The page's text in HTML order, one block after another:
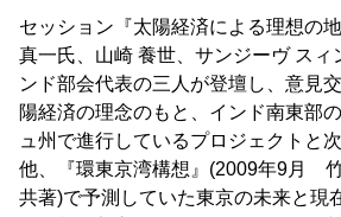
セッション『太陽経済による理想の
真一氏、山崎 養世、サンジーヴ スィ
ンド部会代表の三人が登壇し、意見
陽経済の理念のもと、インド南東部
ュ州で進行しているプロジェクトと
他、『環東京湾構想』(2009年9月
共著)で予測していた東京の未来と現